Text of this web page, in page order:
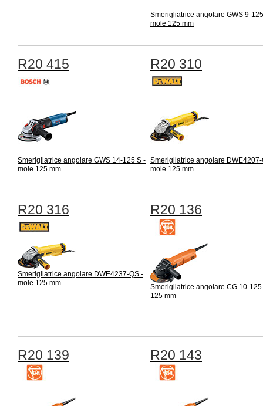
Smerigliatrice angolare GWS 9-
mole 125 mm
R20 415
Smerigliatrice angolare GWS 14-125 S -
mole 125 mm
R20 310
Smerigliatrice angolare DWE4207-
mole 125 mm
R20 316
Smerigliatrice angolare DWE4237-QS -
mole 125 mm
R20 136
Smerigliatrice angolare CG 10-
125 mm
R20 139 R20 143